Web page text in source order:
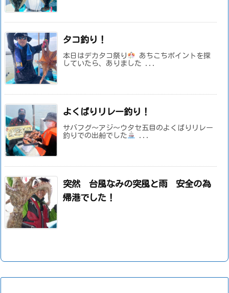
タコ釣り！
本日はデカタコ祭り
あちこちポイントを探
していたら、ありました ...
よくばりリレー釣り！
サバフグ～アジ～ウタセ五目のよくばりリレー
釣りでの出船でした
...
突然 台風なみの突風と雨 安全の為
帰港でした！